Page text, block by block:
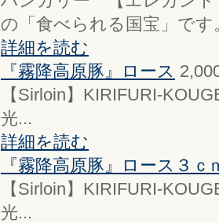
の「食べられる国宝」で
詳細を読む
『霧降高原豚』ロース
【Sirloin】KIRIFURI-
光...
詳細を読む
『霧降高原豚』ロース３ｃ
【Sirloin】KIRIFURI-
光...